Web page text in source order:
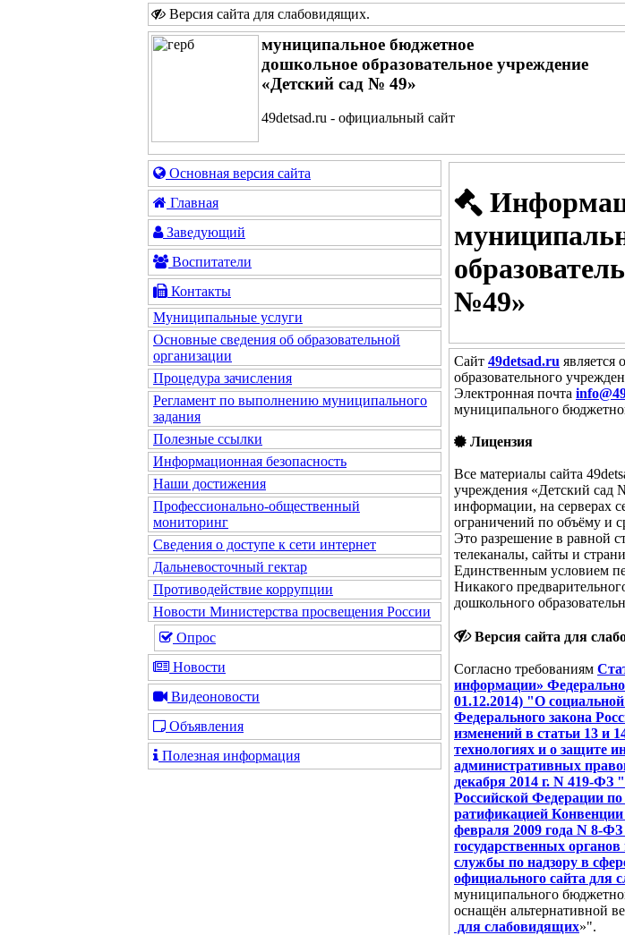
Версия сайта для слабовидящих.
муниципальное бюджетное
дошкольное образовательное учреждение
«Детский сад № 49»
49detsad.ru - официальный сайт
Основная версия сайта
Главная
Заведующий
Воспитатели
Контакты
Муниципальные услуги
Основные сведения об образовательной
организации
Процедура зачисления
Регламент по выполнению муниципального
задания
Полезные ссылки
Информационная безопасность
Наши достижения
Профессионально-общественный
мониторинг
Сведения о доступе к сети интернет
Дальневосточный гектар
Противодействие коррупции
Новости Министерства просвещения России
Опрос
Новости
Видеоновости
Объявления
Полезная информация
№49»
Сайт 49detsad.ru
образовательного
Электронная почта
муниципального
Лицензия
Все материалы сайта
учреждения «Детский сад
информации, на серверах
ограничений по объёму и
Это разрешение в равной
телеканалы, сайты и
Единственным условием
Никакого
дошкольного
Версия сайта для
Согласно требованиям
информации»
01.12.2014) "О
Федерального закона
изменений в статьи 13 и
технологиях и о защите
административных
декабря 2014 г. N 419-ФЗ
Российской Федерации
ратификацией
февраля 2009 года N 8-
государственных
службы по надзору в
официального сайта для
муниципального
оснащён альтернативной
для слабовидящих»".